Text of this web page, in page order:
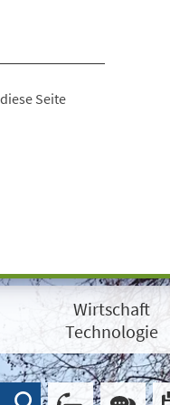
Seite
Wirtschaft
Technologie